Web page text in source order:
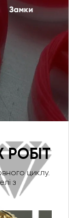
Замки
циклу.
з